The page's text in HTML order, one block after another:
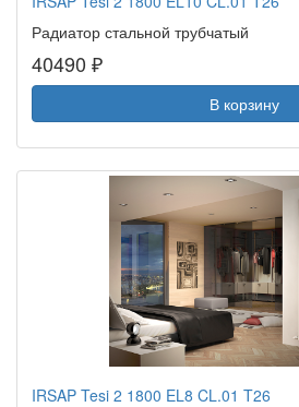
Радиатор стальной трубчатый
40490 ₽
В корзину
IRSAP Tesi 2 1800 EL8 CL.01 T26